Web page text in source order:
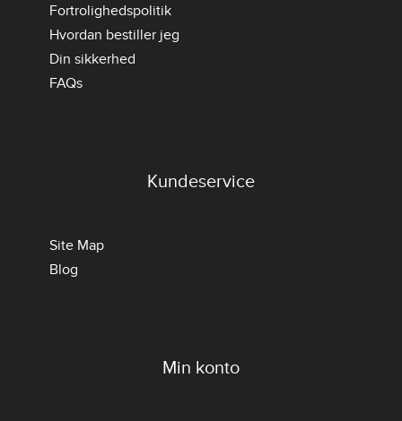
Fortrolighedspolitik
Hvordan bestiller jeg
Din sikkerhed
FAQs
Kundeservice
Site Map
Blog
Min konto